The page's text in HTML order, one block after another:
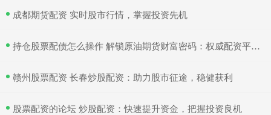
​成都期货配资 实时股市行情，掌握投资先机
​持仓股票配债怎么操作 解锁原油期货财富密码：权威配资平台助你致富
​赣州股票配资 长春炒股配资：助力股市征途，稳健获利
​股票配资的论坛 炒股配资：快速提升资金，把握投资良机